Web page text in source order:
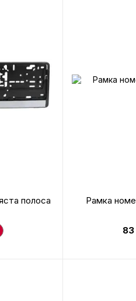
полоса
Рамка
83